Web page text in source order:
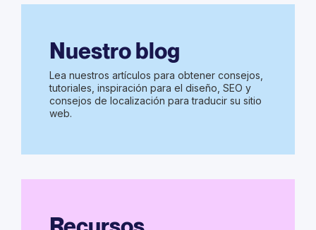
Nuestro blog
Lea nuestros artículos para obtener consejos,
tutoriales, inspiración para el diseño, SEO y
consejos de localización para traducir su sitio
web.